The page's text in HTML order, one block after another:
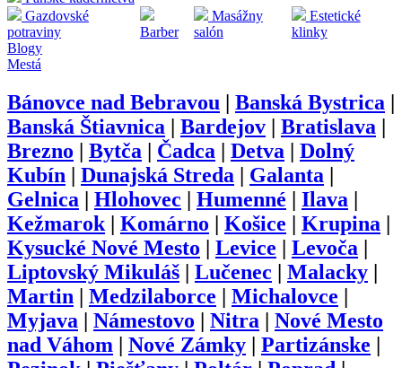
Gazdovské
potraviny
Barber
Masážny
salón
Estetické
klinky
Blogy
Mestá
Bánovce nad Bebravou Banská Bystrica
Banská Štiavnica
Bardejov Bratislava
Brezno
Bytča Čadca Detva
Dolný
Kubín
Dunajská Streda Galanta
Gelnica
Hlohovec Humenné Ilava
Kežmarok| Komárno Košice Krupina
Kysucké Nové Mesto
Levice Levoča
Liptovský Mikuláš
Lučenec Malacky
Martin
Medzilaborce Michalovce
Myjava
Námestovo Nitra
Nové Mesto
nad Váhom
Nové Zámky Partizánske